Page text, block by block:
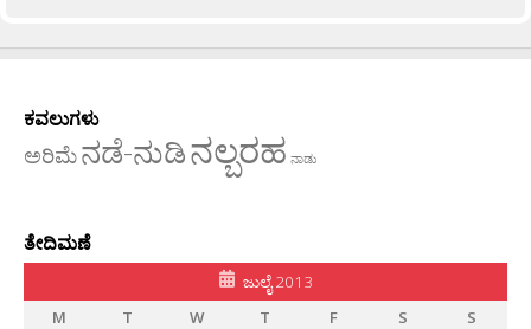
ಕವಲುಗಳು
ಅರಿಮೆನಡೆ-ನುಡಿನಲ್ಬರಹ ನಾಡು
ತೇದಿಮಣೆ
ಜುಲೈ 2013
M
T W T F S
S